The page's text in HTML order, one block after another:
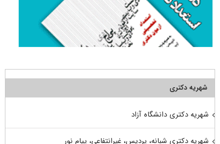
شهریه دکتری
شهریه دکتری دانشگاه آزاد
شهریه دکتری شبانه، پردیس، غیرانتفاعی، پیام نور